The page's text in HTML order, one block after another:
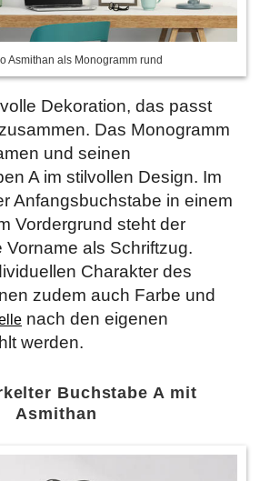
Asmithan als Monogramm rund
Dekoration, das passt
Das Monogramm
und seinen
A im stilvollen Design. Im
Anfangsbuchstabe in einem
Vordergrund steht der
als Schriftzug.
Charakter des
zudem auch Farbe und
nach den eigenen
werden.
Buchstabe A mit
Asmithan